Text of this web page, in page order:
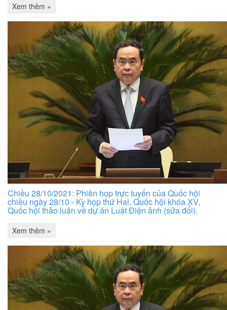
Xem thêm »
Chiều 28/10/2021: Phiên họp trực tuyến của Quốc hội
chiều ngày 28/10 - Kỳ họp thứ Hai, Quốc hội khóa XV,
Quốc hội thảo luận về dự án Luật Điện ảnh (sửa đổi).
Xem thêm »